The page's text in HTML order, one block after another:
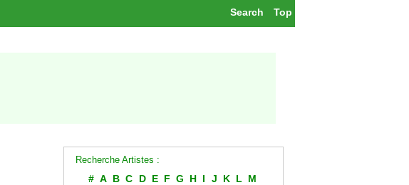
Top
Search
Recherche Artistes :
# A B C D E F G H I J K L
M